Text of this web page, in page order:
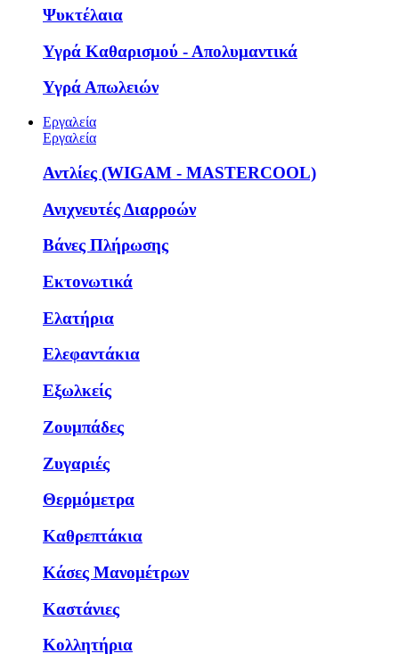
Ψυκτέλαια
Υγρά Καθαρισμού - Απολυμαντικά
Υγρά Απωλειών
Εργαλεία
Εργαλεία
Αντλίες (WIGAM - MASTERCOOL)
Ανιχνευτές Διαρροών
Βάνες Πλήρωσης
Εκτονωτικά
Ελατήρια
Ελεφαντάκια
Εξωλκείς
Ζουμπάδες
Ζυγαριές
Θερμόμετρα
Καθρεπτάκια
Κάσες Μανομέτρων
Καστάνιες
Κολλητήρια